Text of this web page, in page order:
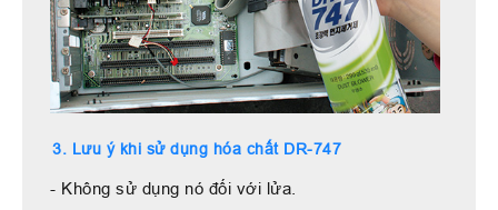
3. Lưu ý khi sử dụng hóa chất DR-747
- Không sử dụng nó đối với lửa.